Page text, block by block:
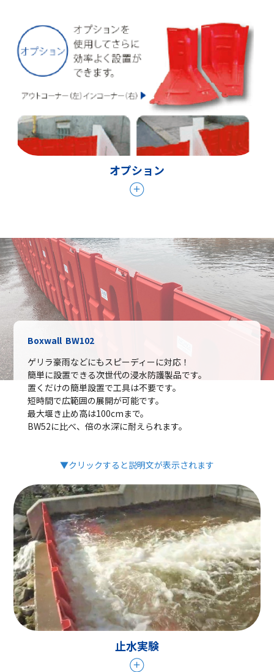
オプション
Boxwall BW102
ゲリラ豪雨などにもスピーディーに対応！
簡単に設置できる次世代の浸水防護製品です。
置くだけの簡単設置で工具は不要です。
短時間で広範囲の展開が可能です。
最大堰き止め高は100cmまで。
BW52に比べ、倍の水深に耐えられます。
▼クリックすると説明文が表示されます
止水実験